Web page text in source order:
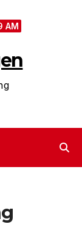
AM